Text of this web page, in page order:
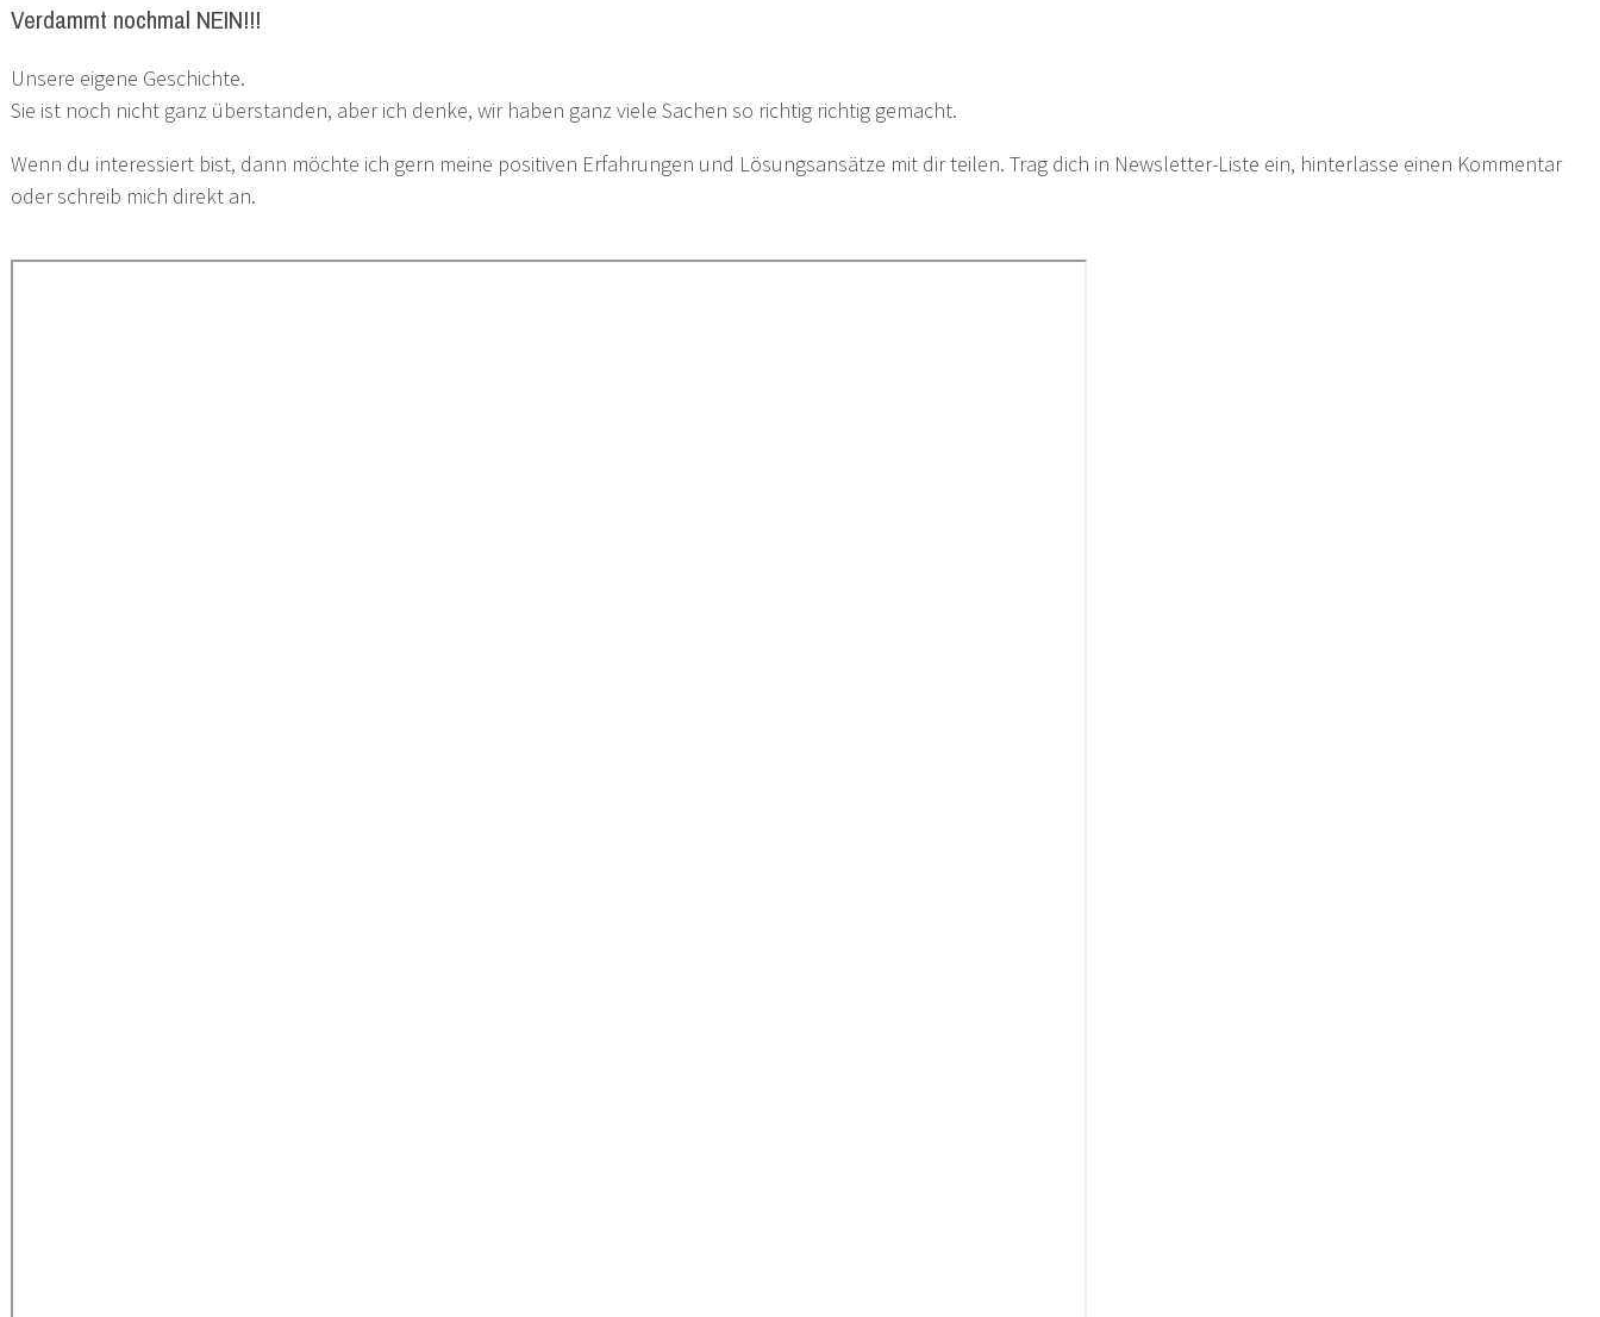
Verdammt nochmal NEIN!!!
Unsere eigene Geschichte.
Sie ist noch nicht ganz überstanden, aber ich denke, wir haben ganz viele Sachen so richtig richtig gemacht.
Wenn du interessiert bist, dann möchte ich gern meine positiven Erfahrungen und Lösungsansätze mit dir teilen. Trag dich in Newsletter-Liste ein, hinterlasse einen Kommentar
oder schreib mich direkt an.